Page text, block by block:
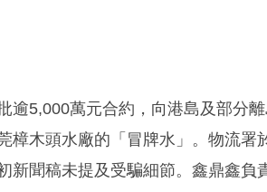
逾5,000萬元合約，向港島及部分
樟木頭水廠的「冒牌水」。物流署
新聞稿未提及受騙細節。鑫鼎鑫負